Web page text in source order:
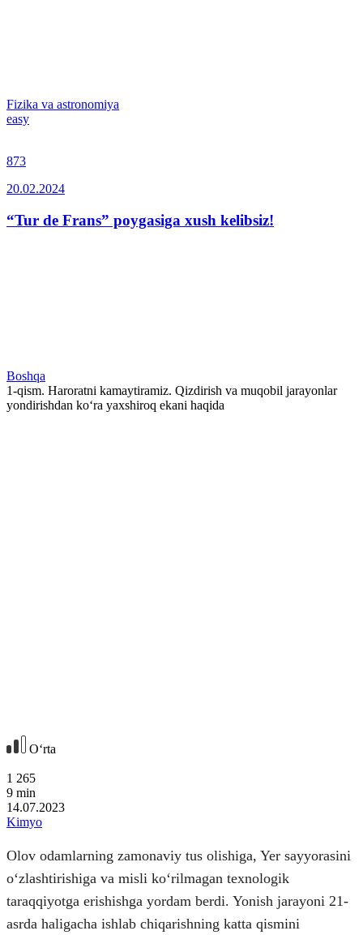
Fizika va astronomiya
easy
873
20.02.2024
“Tur de Frans” poygasiga xush kelibsiz!
Boshqa
1-qism. Haroratni kamaytiramiz. Qizdirish va muqobil jarayonlar
yondirishdan ko‘ra yaxshiroq ekani haqida
Oʻrta
1 265
9 min
14.07.2023
Kimyo
Olov odamlarning zamonaviy tus olishiga, Yer sayyorasini
oʻzlashtirishiga va misli koʻrilmagan texnologik
taraqqiyotga erishishga yordam berdi. Yonish jarayoni 21-
asrda haligacha ishlab chiqarishning katta qismini